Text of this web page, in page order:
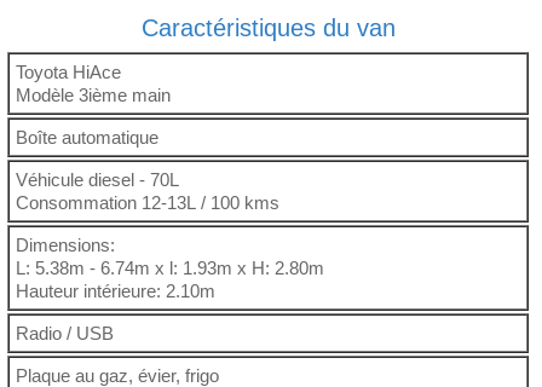
Caractéristiques du van
Toyota HiAce
Modèle 3ième main
Boîte automatique
Véhicule diesel - 70L
Consommation 12-13L / 100 kms
Dimensions:
L: 5.38m - 6.74m x l: 1.93m x H: 2.80m
Hauteur intérieure: 2.10m
Radio / USB
Plaque au gaz, évier, frigo